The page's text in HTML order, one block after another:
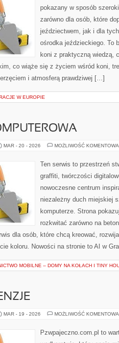
pokazany w sposób
zarówno dla osób, które
jeździectwem, jak i dla
ośrodka jeździeckiego. To
koni z praktyczną wiedzą,
co wiąże się z życiem wśród koni,
i atmosferą prawdziwej […]
W EUROPIE
MAR - 20 - 2026 MOŻLIWOŚĆ
Ten serwis to przestrzeń
graffiti, twórczości
nowoczesne centrum
niezależny duch miejskiej
komputerze. Strona
rozkwitać zarówno na
dla osób, które chcą kreować,
koloru. Nowości na stronie to AI w
MOBILNE – DOMY NA KOŁACH I TINY
MAR - 19 - 2026 MOŻLIWOŚĆ
Pzwpajeczno.com.pl to